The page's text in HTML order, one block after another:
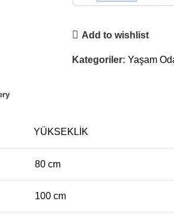
Add to wishlist
Kategoriler: Yaşam
YÜKSEKLIK
80 cm
100 cm